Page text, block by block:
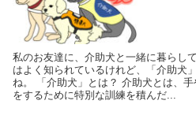
私のお友達に、介助犬と一緒に暮らし
はよく知られているけれど、「介助犬
ね。 「介助犬」とは？ 介助犬とは、
をするために特別な訓練を積んだ...